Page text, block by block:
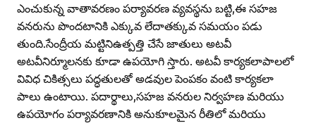
ఎంచుకున్న వాతావరణం పర్యావరణ వ్యవస్థను బట్టి,ఈ సహజ
వనరును పొందటానికి ఎక్కువ లేదాతక్కువ సమయం పడు
తుంది.సేంద్రీయ మట్టినిఉత్పత్తి చేసే జాతులు అటవీ
అటవీనిర్మూలనకు కూడా ఉపయోగి స్తారు. అటవీ కార్యకలాపాలలో
వివిధ చికిత్సలు పద్ధతులతో అడవుల పెంపకం వంటి కార్యకలా
పాలు ఉంటాయి. పదార్థాలు,సహజ వనరుల నిర్వహణ మరియు
ఉపయోగం పర్యావరణానికి అనుకూలమైన రీతిలో మరియు